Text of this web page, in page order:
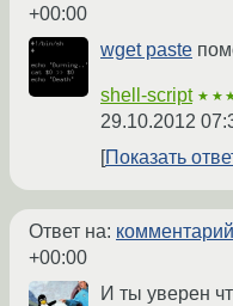
+00:00
wget paste
shell-script
29.10.2012
Показать
Ответ на: комментарий
+00:00
И ты уверен